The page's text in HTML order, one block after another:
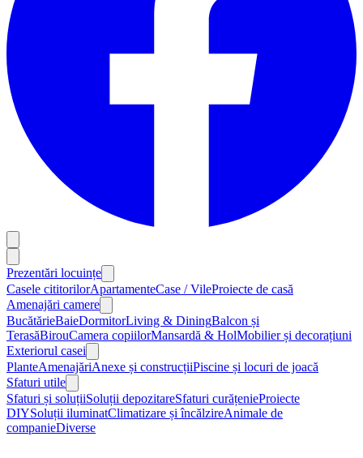
Prezentări locuințe
Casele cititorilorApartamenteCase / VileProiecte de casă
Amenajări camere
BucătărieBaieDormitorLiving & DiningBalcon și
TerasăBirouCamera copiilorMansardă & HolMobilier și decorațiuni
Exteriorul casei
PlanteAmenajăriAnexe și construcțiiPiscine și locuri de joacă
Sfaturi utile
Sfaturi și soluțiiSoluții depozitareSfaturi curățenieProiecte
DIYSoluții iluminatClimatizare și încălzireAnimale de
companieDiverse